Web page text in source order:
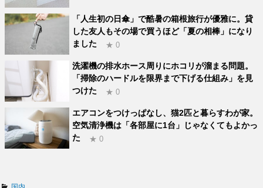
「人生初の日傘」で酷暑の箱根旅行が優雅に。貸
した友人もその場で買うほど「夏の相棒」になり
ました
★ 0
洗濯機の排水ホース周りにホコリが溜まる問題。
「掃除のハードルを限界まで下げる仕組み」を見
つけた
★ 0
エアコンをつけっぱなし、猫2匹と暮らすわが家。
空気清浄機は「各部屋に1台」じゃなくてもよかっ
た
★ 0